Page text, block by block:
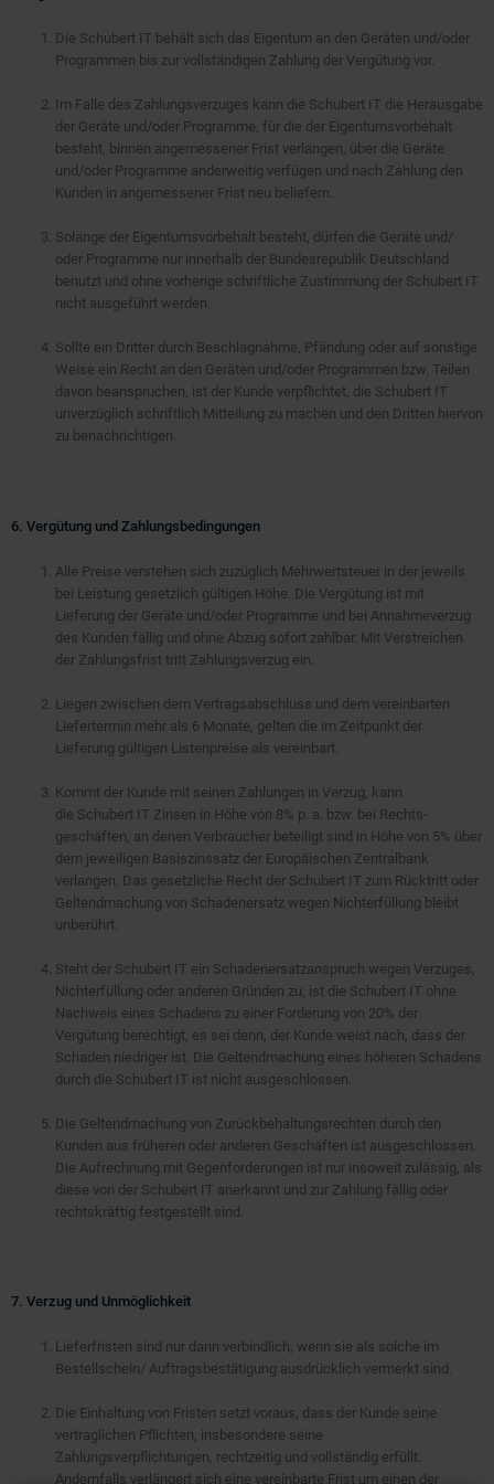
Die Schubert IT behält sich das Eigentum an den Geräten und/oder
Programmen bis zur vollständigen Zahlung der Vergütung vor.
Im Falle des Zahlungsverzuges kann die Schubert IT die Herausgabe
der Geräte und/oder Programme, für die der Eigentumsvorbehalt
besteht, binnen angemessener Frist verlangen, über die Geräte
und/oder Programme anderweitig verfügen und nach Zahlung den
Kunden in angemessener Frist neu beliefern.
Solange der Eigentumsvorbehalt besteht, dürfen die Geräte und/
oder Programme nur innerhalb der Bundesrepublik Deutschland
benutzt und ohne vorherige schriftliche Zustimmung der Schubert IT
nicht ausgeführt werden.
Sollte ein Dritter durch Beschlagnahme, Pfändung oder auf sonstige
Weise ein Recht an den Geräten und/oder Programmen bzw. Teilen
davon beanspruchen, ist der Kunde verpflichtet, die Schubert IT
unverzüglich schriftlich Mitteilung zu machen und den Dritten hiervon
zu benachrichtigen.
6. Vergütung und Zahlungsbedingungen
Alle Preise verstehen sich zuzüglich Mehrwertsteuer in der jeweils
bei Leistung gesetzlich gültigen Höhe. Die Vergütung ist mit
Lieferung der Geräte und/oder Programme und bei Annahmeverzug
des Kunden fällig und ohne Abzug sofort zahlbar. Mit Verstreichen
der Zahlungsfrist tritt Zahlungsverzug ein.
Liegen zwischen dem Vertragsabschluss und dem vereinbarten
Liefertermin mehr als 6 Monate, gelten die im Zeitpunkt der
Lieferung gültigen Listenpreise als vereinbart.
Kommt der Kunde mit seinen Zahlungen in Verzug, kann
die Schubert IT Zinsen in Höhe von 8% p. a. bzw. bei Rechts-
geschäften, an denen Verbraucher beteiligt sind in Höhe von 5% über
dem jeweiligen Basiszinssatz der Europäischen Zentralbank
verlangen. Das gesetzliche Recht der Schubert IT zum Rücktritt oder
Geltendmachung von Schadenersatz wegen Nichterfüllung bleibt
unberührt.
Steht der Schubert IT ein Schadenersatzanspruch wegen Verzuges,
Nichterfüllung oder anderen Gründen zu, ist die Schubert IT ohne
Nachweis eines Schadens zu einer Forderung von 20% der
Vergütung berechtigt, es sei denn, der Kunde weist nach, dass der
Schaden niedriger ist. Die Geltendmachung eines höheren Schadens
durch die Schubert IT ist nicht ausgeschlossen.
Die Geltendmachung von Zurückbehaltungsrechten durch den
Kunden aus früheren oder anderen Geschäften ist ausgeschlossen.
Die Aufrechnung mit Gegenforderungen ist nur insoweit zulässig, als
diese von der Schubert IT anerkannt und zur Zahlung fällig oder
rechtskräftig festgestellt sind.
7. Verzug und Unmöglichkeit
Lieferfristen sind nur dann verbindlich, wenn sie als solche im
Bestellschein/ Auftragsbestätigung ausdrücklich vermerkt sind.
Die Einhaltung von Fristen setzt voraus, dass der Kunde seine
vertraglichen Pflichten, insbesondere seine
Zahlungsverpflichtungen, rechtzeitig und vollständig erfüllt.
Andernfalls verlängert sich eine vereinbarte Frist um einen der